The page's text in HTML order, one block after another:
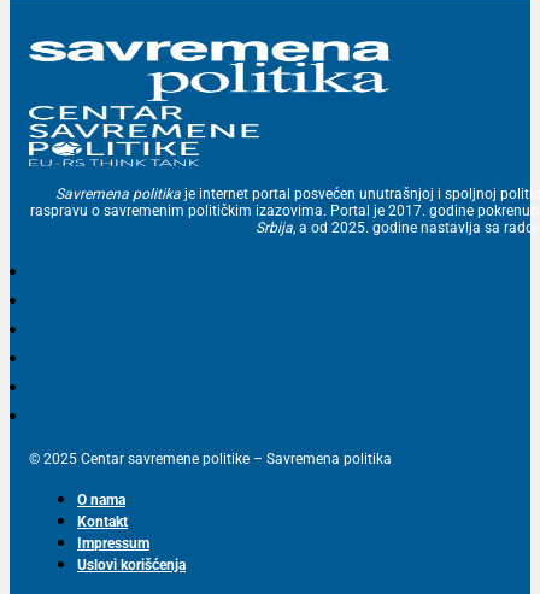
Savremena politika je internet portal posvećen unutrašnjoj i spoljnoj
raspravu o savremenim političkim izazovima. Portal je 2017. godine
Srbija, a od 2025. godine nastavlja sa
© 2025 Centar savremene politike – Savremena politika
O nama
Kontakt
Impressum
Uslovi korišćenja